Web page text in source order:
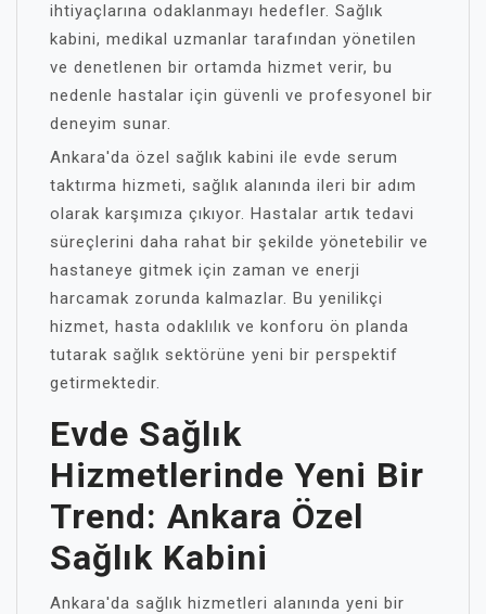
ihtiyaçlarına odaklanmayı hedefler. Sağlık
kabini, medikal uzmanlar tarafından yönetilen
ve denetlenen bir ortamda hizmet verir, bu
nedenle hastalar için güvenli ve profesyonel bir
deneyim sunar.
Ankara'da özel sağlık kabini ile evde serum
taktırma hizmeti, sağlık alanında ileri bir adım
olarak karşımıza çıkıyor. Hastalar artık tedavi
süreçlerini daha rahat bir şekilde yönetebilir ve
hastaneye gitmek için zaman ve enerji
harcamak zorunda kalmazlar. Bu yenilikçi
hizmet, hasta odaklılık ve konforu ön planda
tutarak sağlık sektörüne yeni bir perspektif
getirmektedir.
Evde Sağlık
Hizmetlerinde Yeni Bir
Trend: Ankara Özel
Sağlık Kabini
Ankara'da sağlık hizmetleri alanında yeni bir